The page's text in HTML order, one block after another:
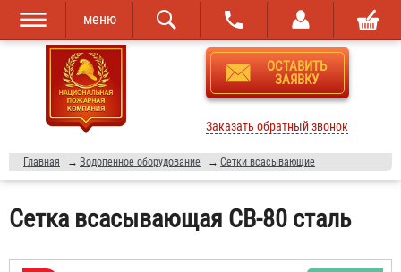
Перейти к
основному
содержанию
Skip to
navigation
меню
ОСТАВИТЬ
ЗАЯВКУ
Заказать обратный звонок
Главная → Водопенное оборудование → Сетки всасывающие
Сетка всасывающая СВ-80 сталь